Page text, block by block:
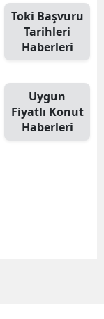
Edirne
Elazığ
Erzurum
Toki Başvuru
Tarihleri
Haberleri
Uygun
Fiyatlı Konut
Haberleri